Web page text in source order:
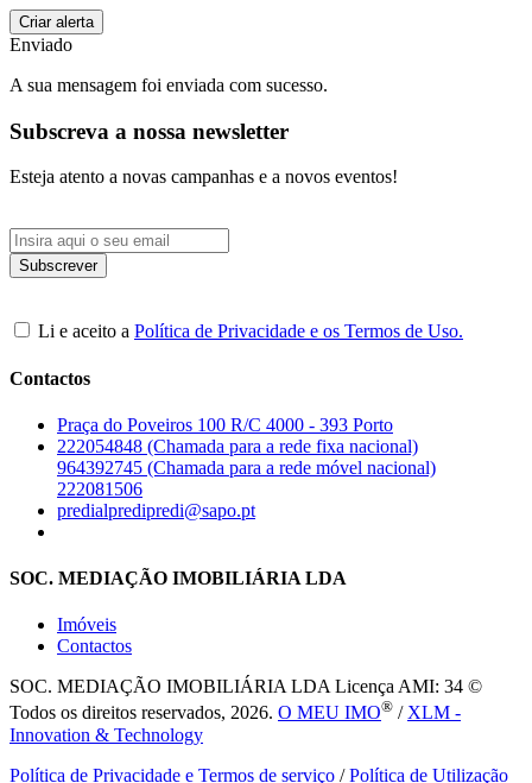
Enviado
A sua mensagem foi enviada com sucesso.
Subscreva a nossa newsletter
Esteja atento a novas campanhas e a novos eventos!
Li e aceito a Política de Privacidade e os Termos de Uso.
Contactos
Praça do Poveiros 100 R/C 4000 - 393 Porto
222054848 (Chamada para a rede fixa nacional)
964392745 (Chamada para a rede móvel nacional)
222081506
predialpredipredi@sapo.pt
SOC. MEDIAÇÃO IMOBILIÁRIA LDA
Imóveis
Contactos
SOC. MEDIAÇÃO IMOBILIÁRIA LDA Licença AMI: 34 ©
Todos os direitos reservados, 2026. O MEU IMO® /XLM -
Innovation & Technology
Política de Privacidade e Termos de serviço /Política de Utilização